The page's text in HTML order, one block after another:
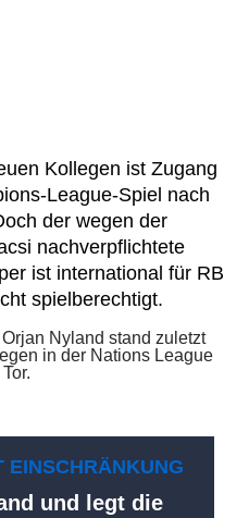
Kollegen ist Zugang
League-Spiel nach
der wegen der
nachverpflichtete
ist international für RB
spielberechtigt.
EINSCHRÄNKUNG
und legt die